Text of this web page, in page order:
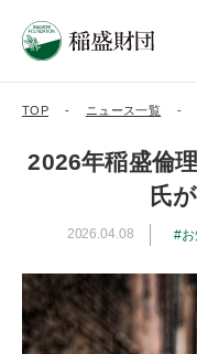
TOP ニュース一覧
2026年稲盛倫
氏
2026.04.08